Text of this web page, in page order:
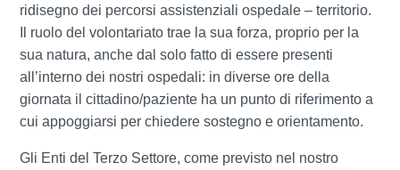
ridisegno dei percorsi assistenziali ospedale – territorio.
Il ruolo del volontariato trae la sua forza, proprio per la
sua natura, anche dal solo fatto di essere presenti
all’interno dei nostri ospedali: in diverse ore della
giornata il cittadino/paziente ha un punto di riferimento a
cui appoggiarsi per chiedere sostegno e orientamento.
Gli Enti del Terzo Settore, come previsto nel nostro